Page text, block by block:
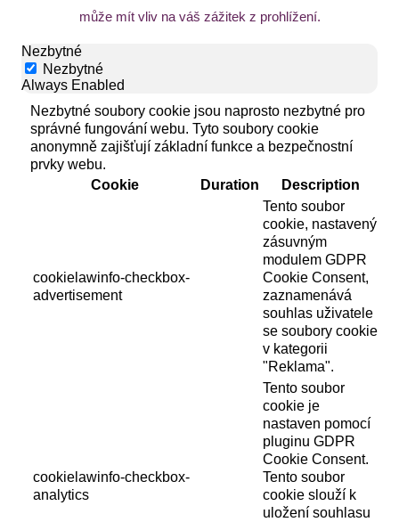
může mít vliv na váš zážitek z prohlížení.
Nezbytné
Nezbytné
Always Enabled
Nezbytné soubory cookie jsou naprosto nezbytné pro
správné fungování webu. Tyto soubory cookie
anonymně zajišťují základní funkce a bezpečnostní
prvky webu.
Cookie
Duration Description
cookielawinfo-checkbox-
advertisement
Tento soubor
cookie, nastavený
zásuvným
modulem GDPR
Cookie Consent,
zaznamenává
souhlas uživatele
se soubory cookie
v kategorii
"Reklama".
cookielawinfo-checkbox-
analytics
Tento soubor
cookie je
nastaven pomocí
pluginu GDPR
Cookie Consent.
Tento soubor
cookie slouží k
uložení souhlasu